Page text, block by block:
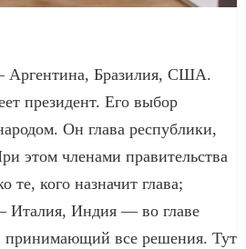
Аргентина, Бразилия, США.
президент. Его выбор
Он глава республики,
этом членами правительства
те, кого назначит глава;
Италия, Индия — во главе
принимающий все решения. Тут